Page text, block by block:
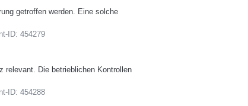
getroffen werden. Eine solche
ID: 454279
relevant. Die betrieblichen Kontrollen
ID: 454288